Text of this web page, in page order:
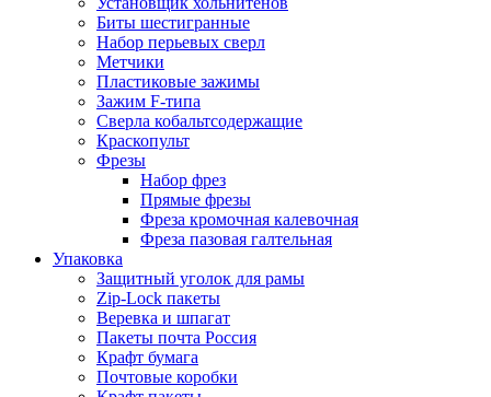
Биты шестигранные
Набор перьевых сверл
Метчики
Пластиковые зажимы
Зажим F-типа
Сверла кобальтсодержащие
Краскопульт
Фрезы
Набор фрез
Прямые фрезы
Фреза кромочная калевочная
Фреза пазовая галтельная
Упаковка
Защитный уголок для рамы
Zip-Lock пакеты
Веревка и шпагат
Пакеты почта Россия
Крафт бумага
Почтовые коробки